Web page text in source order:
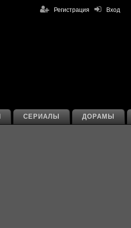
Вход
Регистрация
ДОРАМЫ
СЕРИАЛЫ